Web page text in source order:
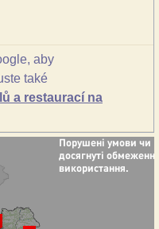
aby
také
a restaurací na